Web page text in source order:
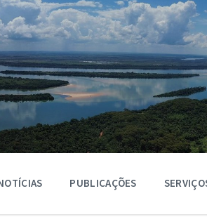
PUBLICAÇÕES